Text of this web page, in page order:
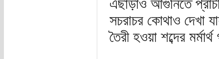
এছাড়াও আগুনিতে
সচরাচর কোথাও দেখা
তৈরী হওয়া শব্দের